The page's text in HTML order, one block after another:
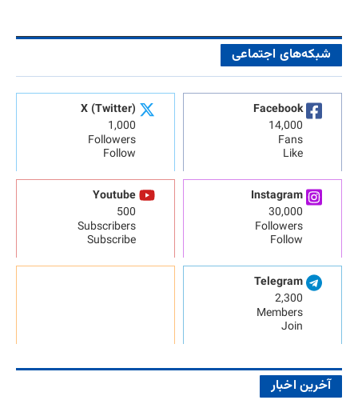
شبکه‌های اجتماعی
Facebook
14,000
Fans
Like
X (Twitter)
1,000
Followers
Follow
Instagram
30,000
Followers
Follow
Youtube
500
Subscribers
Subscribe
Telegram
2,300
Members
Join
آخرین اخبار